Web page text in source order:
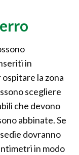
in
la zona
scegliere
che devono
abbinate. Se
dovranno
in modo